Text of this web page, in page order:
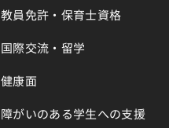
教員免許・保育士資格
国際交流・留学
健康面
障がいのある学生への支援